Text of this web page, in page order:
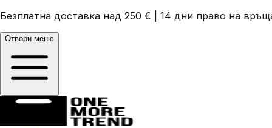
Безплатна доставка над 250 € 14 дни право на
Отвори меню